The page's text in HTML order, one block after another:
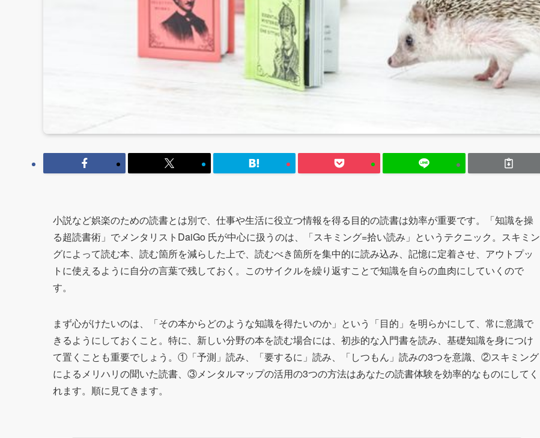
小説など娯楽のための読書とは別で、仕事や生活に役立つ情報を得る目的の読書は効率が重要です。「知識を操
る超読書術」でメンタリストDaiGo 氏が中心に扱うのは、「スキミング=拾い読み」というテクニック。スキミン
グによって読む本、読む箇所を減らした上で、読むべき箇所を集中的に読み込み、記憶に定着させ、アウトプッ
トに使えるように自分の言葉で残しておく。このサイクルを繰り返すことで知識を自らの血肉にしていくので
す。
まず心がけたいのは、「その本からどのような知識を得たいのか」という「目的」を明らかにして、常に意識で
きるようにしておくこと。特に、新しい分野の本を読む場合には、初歩的な入門書を読み、基礎知識を身につけ
て置くことも重要でしょう。①「予測」読み、「要するに」読み、「しつもん」読みの3つを意識、②スキミング
によるメリハリの聞いた読書、③メンタルマップの活用の3つの方法はあなたの読書体験を効率的なものにしてく
れます。順に見てきます。